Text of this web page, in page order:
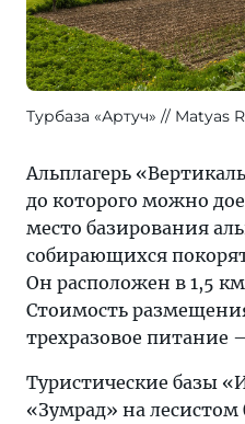
Турбаза «Артуч» Matyas
Альплагерь
до которого можно
место базирования
собирающихся
Он расположен в 1,5
Стоимость
трехразовое питание
Туристические базы
«Зумрад» на лесистом